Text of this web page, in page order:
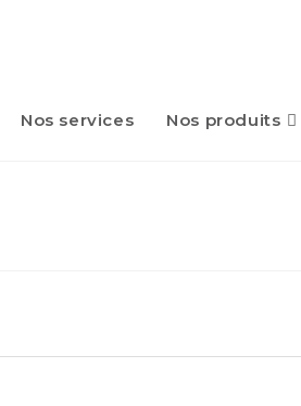
Nos services Nos produits